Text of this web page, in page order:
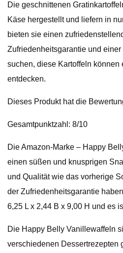
Die geschnittenen
Käse hergestellt und liefern in
bieten sie einen
Zufriedenheitsgarantie und
suchen, diese Kartoffeln
entdecken.
Dieses Produkt hat die
Gesamtpunktzahl: 8/10
Die Amazon-Marke – Happy
einen süßen und knusprigen
und Qualität wie das vorherige
der Zufriedenheitsgarantie
6,25 L x 2,44 B x 9,00 H und es
Die Happy Belly Vanillewaffeln
verschiedenen Dessertrezepten